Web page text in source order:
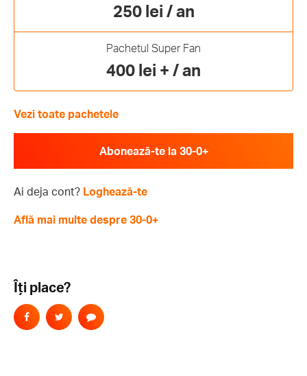
250 lei / an
Pachetul Super Fan
400 lei + / an
Vezi toate pachetele
Abonează-te la 30-0+
Ai deja cont? Loghează-te
Află mai multe despre 30-0+
Îți place?